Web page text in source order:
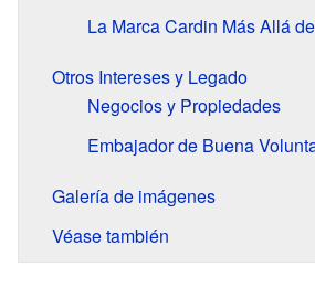
La Marca Cardin Más Allá
Otros Intereses y Legado
Negocios y Propiedades
Embajador de Buena
Galería de imágenes
Véase también